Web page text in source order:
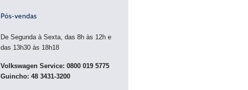
Pós-vendas
De Segunda à Sexta, das 8h às 12h e
das 13h30 às 18h18
Volkswagen Service: 0800 019 5775
Guincho: 48 3431-3200